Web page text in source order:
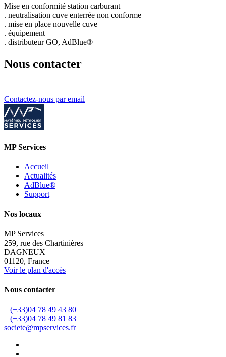
Mise en conformité station carburant
. neutralisation cuve enterrée non conforme
. mise en place nouvelle cuve
. équipement
. distributeur GO, AdBlue®
Nous contacter
Contactez-nous par email
MP Services
Accueil
Actualités
AdBlue®
Support
Nos locaux
MP Services
259, rue des Chartinières
DAGNEUX
01120, France
Voir le plan d'accès
Nous contacter
(+33)04 78 49 43 80
(+33)04 78 49 81 83
societe@mpservices.fr